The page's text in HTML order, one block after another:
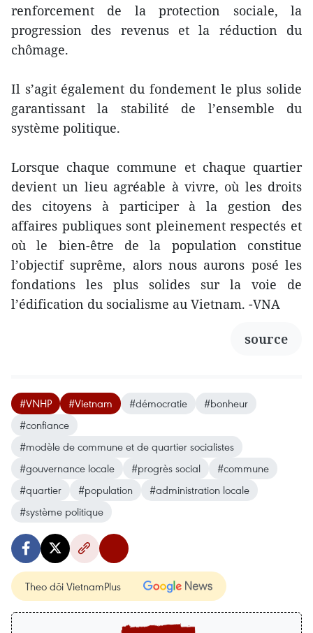
renforcement de la protection sociale, la
progression des revenus et la réduction du
chômage.
Il s’agit également du fondement le plus solide
garantissant la stabilité de l’ensemble du
système politique.
Lorsque chaque commune et chaque quartier
devient un lieu agréable à vivre, où les droits
des citoyens à participer à la gestion des
affaires publiques sont pleinement respectés et
où le bien-être de la population constitue
l’objectif suprême, alors nous aurons posé les
fondations les plus solides sur la voie de
l’édification du socialisme au Vietnam. -VNA
source
#VNHP #Vietnam #démocratie
#bonheur
#confiance
#modèle de commune et de quartier socialistes
#gouvernance locale
#progrès social
#commune
#quartier
#population
#administration locale
#système politique
Theo dõi VietnamPlus